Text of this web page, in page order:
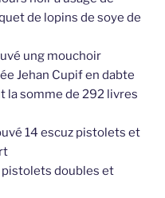
de lopins de soye de
ung mouchoir
Jehan Cupif en dabte
la somme de 292 livres
14 escuz pistolets et
doubles et